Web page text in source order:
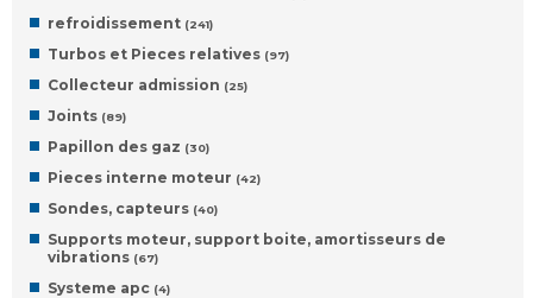
refroidissement (241)
Turbos et Pieces relatives (97)
Collecteur admission (25)
Joints (89)
Papillon des gaz (30)
Pieces interne moteur (42)
Sondes, capteurs (40)
Supports moteur, support boite, amortisseurs de
vibrations (67)
Systeme apc (4)